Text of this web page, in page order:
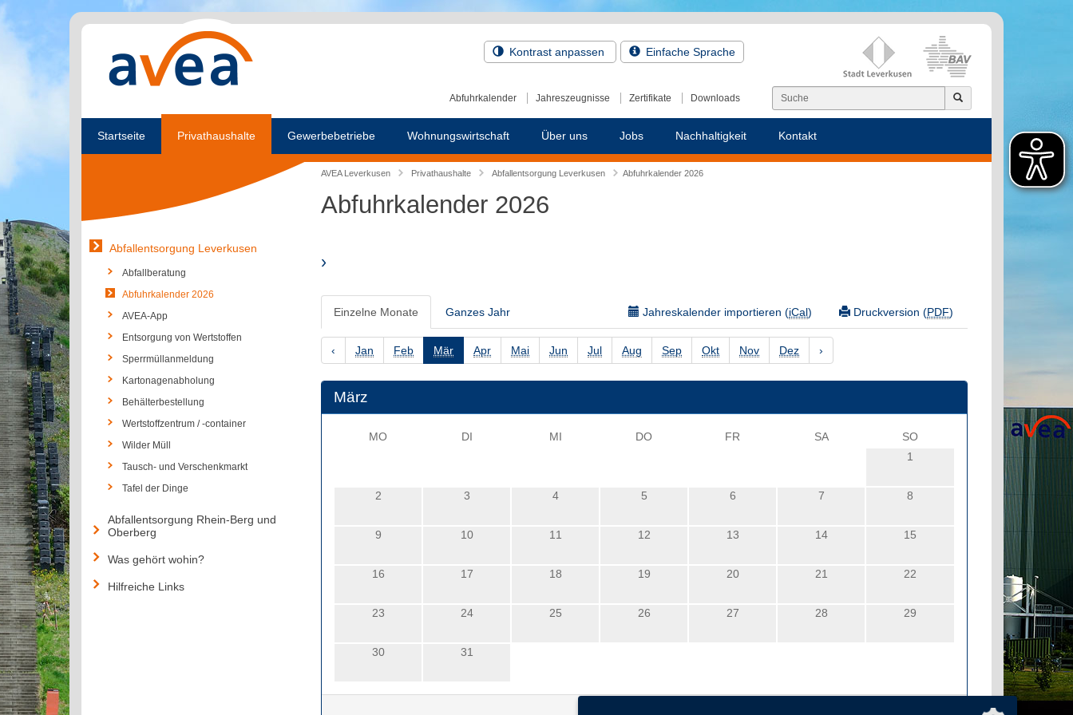
Kontrast anpassen Einfache Sprache
Abfuhrkalender Jahreszeugnisse Zertifikate Downloads
Startseite Privathaushalte Gewerbebetriebe Wohnungswirtschaft Über uns Jobs Nachhaltigkeit Kontakt
AVEA Leverkusen Privathaushalte Abfallentsorgung Leverkusen Abfuhrkalender 2026
Abfuhrkalender 2026
›
Einzelne Monate Ganzes Jahr Druckversion (PDF)
Jahreskalender importieren (iCal)
‹ Jan Feb Mär Apr Mai Jun Jul Aug Sep Okt Nov Dez ›
März
MO DI MI DO FR SA
SO
1
2 3 4 5 6 7 8
9 10 11 12 13 14 15
16 17 18 19 20 21 22
23 24 25 26 27 28 29
30 31
Abfallentsorgung Leverkusen
Abfallberatung
Abfuhrkalender 2026
AVEA-App
Entsorgung von Wertstoffen
Sperrmüllanmeldung
Kartonagenabholung
Behälterbestellung
Wertstoffzentrum / -container
Wilder Müll
Tausch- und Verschenkmarkt
Tafel der Dinge
Abfallentsorgung Rhein-Berg und
Oberberg
Was gehört wohin?
Hilfreiche Links